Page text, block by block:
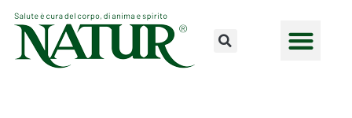
contenuto